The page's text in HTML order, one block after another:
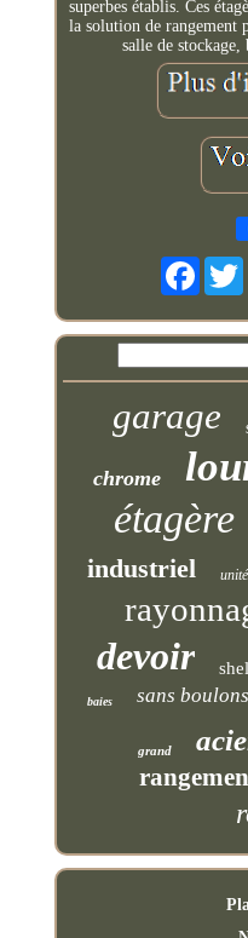
superbes établis. Ces
la solution de rangement
salle de
garage
chrome
étagère
industriel
devoir
baies sans boulons
grand